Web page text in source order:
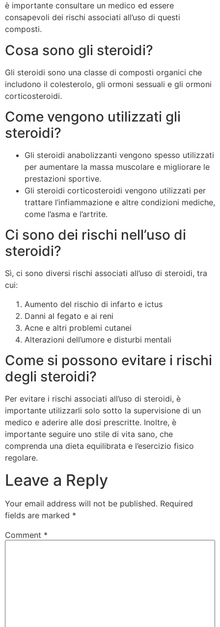
è importante consultare un medico ed essere
consapevoli dei rischi associati all’uso di questi
composti.
Cosa sono gli steroidi?
Gli steroidi sono una classe di composti organici che
includono il colesterolo, gli ormoni sessuali e gli ormoni
corticosteroidi.
Come vengono utilizzati gli
steroidi?
Gli steroidi anabolizzanti vengono spesso utilizzati
per aumentare la massa muscolare e migliorare le
prestazioni sportive.
Gli steroidi corticosteroidi vengono utilizzati per
trattare l’infiammazione e altre condizioni mediche,
come l’asma e l’artrite.
Ci sono dei rischi nell’uso di
steroidi?
Sì, ci sono diversi rischi associati all’uso di steroidi, tra
cui:
Aumento del rischio di infarto e ictus
Danni al fegato e ai reni
Acne e altri problemi cutanei
Alterazioni dell’umore e disturbi mentali
Come si possono evitare i rischi
degli steroidi?
Per evitare i rischi associati all’uso di steroidi, è
importante utilizzarli solo sotto la supervisione di un
medico e aderire alle dosi prescritte. Inoltre, è
importante seguire uno stile di vita sano, che
comprenda una dieta equilibrata e l’esercizio fisico
regolare.
Leave a Reply
Your email address will not be published. Required
fields are marked *
Comment *